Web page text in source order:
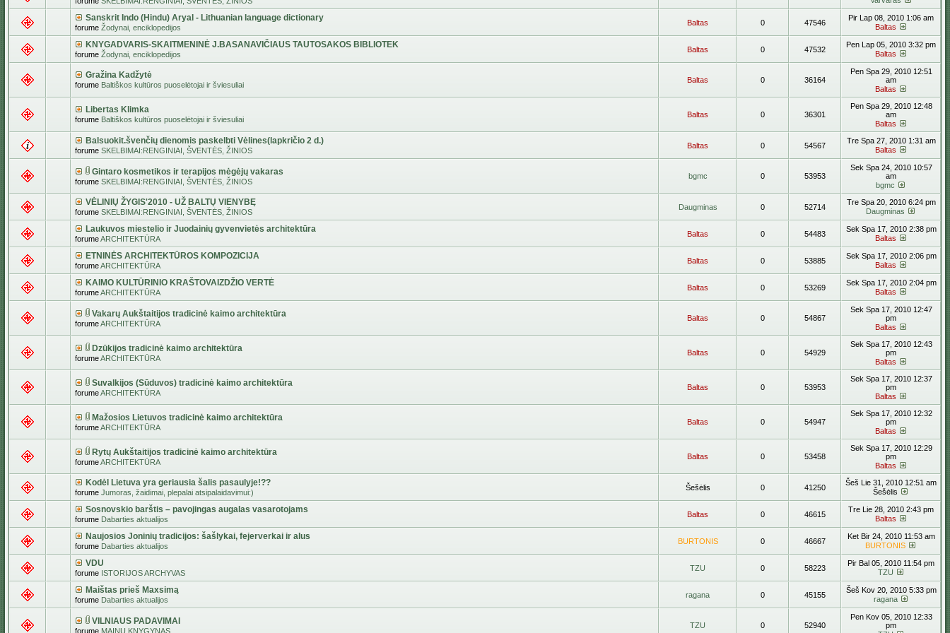
Sanskrit Indo (Hindu) Aryal - Lithuanian language dictionary
forume Žodynai, enciklopedijos
Baltas 0 47546
Pir Lap 08, 2010 1:06 am
Baltas
KNYGADVARIS-SKAITMENINĖ J.BASANAVIČIAUS TAUTOSAKOS BIBLIOTEK
forume Žodynai, enciklopedijos
Baltas 0 47532
Pen Lap 05, 2010 3:32 pm
Baltas
Gražina Kadžytė
forume Baltiškos kultūros puoselėtojai ir šviesuliai
Baltas 0 36164
Pen Spa 29, 2010 12:51
am
Baltas
Libertas Klimka
forume Baltiškos kultūros puoselėtojai ir šviesuliai
Baltas 0 36301
Pen Spa 29, 2010 12:48
am
Baltas
Balsuokit.švenčių dienomis paskelbti Vėlines(lapkričio 2 d.)
forume SKELBIMAI:RENGINIAI, ŠVENTĖS, ŽINIOS
Baltas 0 54567
Tre Spa 27, 2010 1:31 am
Baltas
Gintaro kosmetikos ir terapijos mėgėjų vakaras
forume SKELBIMAI:RENGINIAI, ŠVENTĖS, ŽINIOS
bgmc 0 53953
Sek Spa 24, 2010 10:57
am
bgmc
VĖLINIŲ ŽYGIS'2010 - UŽ BALTŲ VIENYBĘ
forume SKELBIMAI:RENGINIAI, ŠVENTĖS, ŽINIOS
Daugminas 0 52714
Tre Spa 20, 2010 6:24 pm
Daugminas
Laukuvos miestelio ir Juodainių gyvenvietės architektūra
forumeARCHITEKTŪRA
Baltas 0 54483
Sek Spa 17, 2010 2:38 pm
Baltas
ETNINĖS ARCHITEKTŪROS KOMPOZICIJA
forumeARCHITEKTŪRA
Baltas 0 53885
Sek Spa 17, 2010 2:06 pm
Baltas
KAIMO KULTŪRINIO KRAŠTOVAIZDŽIO VERTĖ
forumeARCHITEKTŪRA
Baltas 0 53269
Sek Spa 17, 2010 2:04 pm
Baltas
Vakarų Aukštaitijos tradicinė kaimo architektūra
forumeARCHITEKTŪRA
Baltas 0 54867
Sek Spa 17, 2010 12:47
pm
Baltas
Dzūkijos tradicinė kaimo architektūra
forumeARCHITEKTŪRA
Baltas 0 54929
Sek Spa 17, 2010 12:43
pm
Baltas
Suvalkijos (Sūduvos) tradicinė kaimo architektūra
forumeARCHITEKTŪRA
Baltas 0 53953
Sek Spa 17, 2010 12:37
pm
Baltas
Mažosios Lietuvos tradicinė kaimo architektūra
forumeARCHITEKTŪRA
Baltas 0 54947
Sek Spa 17, 2010 12:32
pm
Baltas
Rytų Aukštaitijos tradicinė kaimo architektūra
forumeARCHITEKTŪRA
Baltas 0 53458
Sek Spa 17, 2010 12:29
pm
Baltas
Kodėl Lietuva yra geriausia šalis pasaulyje!??
forume Jumoras, žaidimai, plepalai atsipalaidavimui:)
Šešėlis 0 41250
Šeš Lie 31, 2010 12:51 am
Šešėlis
Sosnovskio barštis – pavojingas augalas vasarotojams
forume Dabarties aktualijos
Baltas 0 46615
Tre Lie 28, 2010 2:43 pm
Baltas
Naujosios Joninių tradicijos: šašlykai, fejerverkai ir alus
forume Dabarties aktualijos
BURTONIS 0 46667
Ket Bir 24, 2010 11:53 am
BURTONIS
VDU
forume ISTORIJOS ARCHYVAS
TZU 0 58223
Pir Bal 05, 2010 11:54 pm
TZU
Maištas prieš Maxsimą
forume Dabarties aktualijos
ragana 0 45155
Šeš Kov 20, 2010 5:33 pm
ragana
VILNIAUS PADAVIMAI
forume MAINŲ KNYGYNAS
TZU 0 52940
Pen Kov 05, 2010 12:33
pm